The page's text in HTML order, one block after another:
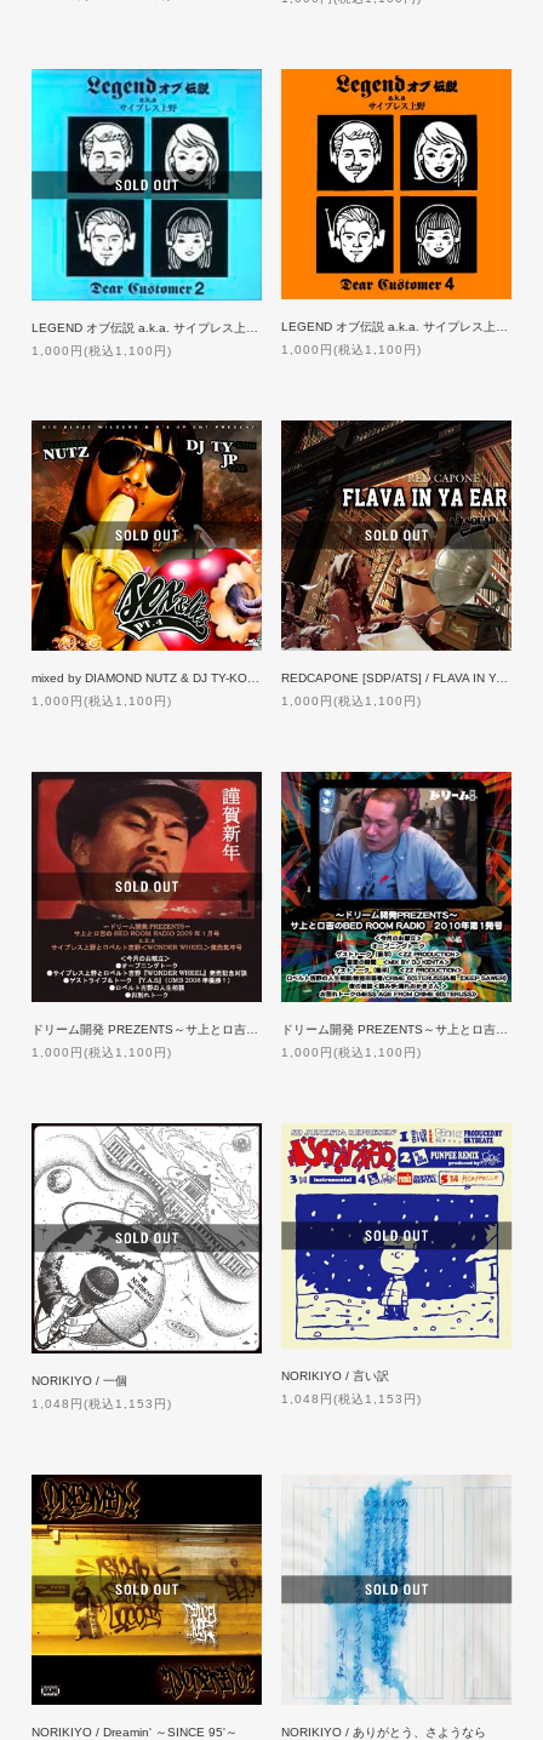
LEGEND オブ伝説 a.k.a. サイプレス上野 / DEAR CUSTOMER 2
1,000円(税込1,100円)
1,000円(税込1,100円)
1,000円(税込1,100円)
REDCAPONE [SDP/ATS] / FLAVA IN YA EAR
1,000円(税込1,100円)
1,000円(税込1,100円)
1,000円(税込1,100円)
NORIKIYO / 一個
1,048円(税込1,153円)
NORIKIYO / 言い訳
1,048円(税込1,153円)
NORIKIYO / Dreamin' ～SINCE 95'～
NORIKIYO / ありがとう、さようなら